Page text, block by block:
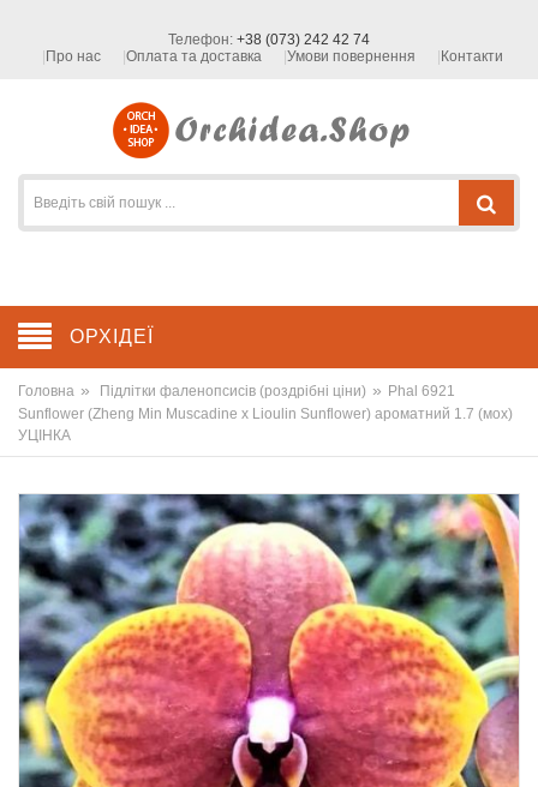
Телефон: +38 (073) 242 42 74
Про нас
Оплата та доставка Умови повернення Контакти
ОРХІДЕЇ
Головна » Підлітки фаленопсисів (роздрібні ціни) » Phal 6921
Sunflower (Zheng Min Muscadine x Lioulin Sunflower) ароматний 1.7 (мох)
УЦІНКА